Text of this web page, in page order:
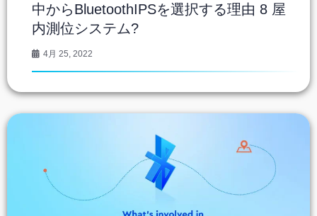
中からBluetoothIPSを選択する理由 8 屋
内測位システム?
4月 25, 2022